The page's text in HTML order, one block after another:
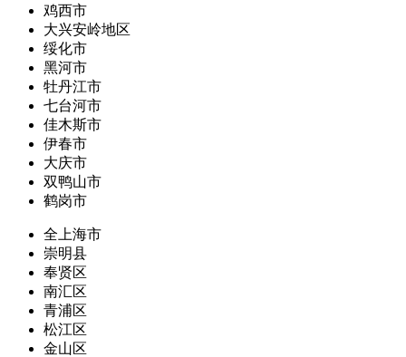
鸡西市
大兴安岭地区
绥化市
黑河市
牡丹江市
七台河市
佳木斯市
伊春市
大庆市
双鸭山市
鹤岗市
全上海市
崇明县
奉贤区
南汇区
青浦区
松江区
金山区